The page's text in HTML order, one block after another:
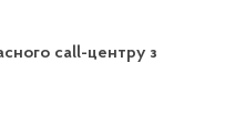
call-центру з